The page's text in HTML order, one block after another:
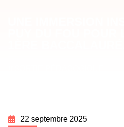
22 septembre 2025